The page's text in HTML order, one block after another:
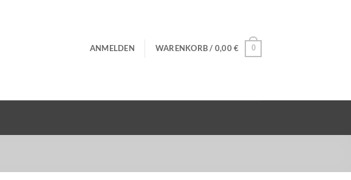
ANMELDEN WARENKORB / 0,00€ 0